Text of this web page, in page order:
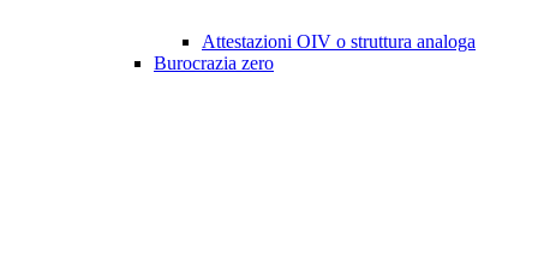
Attestazioni OIV o struttura analoga
Burocrazia zero